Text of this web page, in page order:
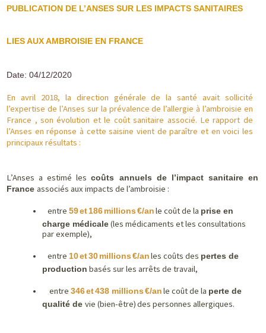
PUBLICATION DE L’ANSES SUR LES IMPACTS SANITAIRES
LIES AUX AMBROISIE EN FRANCE
Date: 04/12/2020
En avril 2018, la direction générale de la santé avait sollicité
l’expertise de l’Anses sur la prévalence de l’allergie à l’ambroisie en
France , son évolution et le coût sanitaire associé. Le rapport de
l’Anses en réponse à cette saisine vient de paraître et en voici les
principaux résultats :
L’Anses a estimé lescoûts annuels de l’impact sanitaire en
Franceassociés aux impacts de l’ambroisie :
entre59et186millions €/an le coût de la prise en
charge médicale(les médicaments et les consultations
par exemple),
entre10et30millions €/an les coûts des pertes de
production basés sur les arrêts de travail,
entre346et438 millions €/an le coût de la perte de
qualité devie (bien-être)des personnes allergiques.